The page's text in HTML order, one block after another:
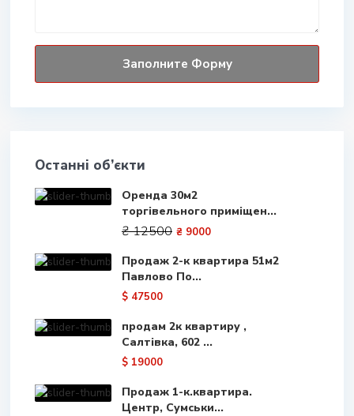
Останні об’єкти
Оренда 30м2
торгівельного приміщен...
₴ 12500 ₴ 9000
Продаж 2-к квартира 51м2
Павлово По...
$ 47500
продам 2к квартиру ,
Салтівка, 602 ...
$ 19000
Продаж 1-к.квартира.
Центр, Сумськи...